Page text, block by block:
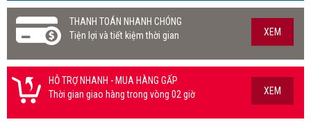
THANH TOÁN NHANH CHÓNG
Tiện lợi và tiết kiệm thời gian
XEM
HỖ TRỢ NHANH - MUA HÀNG GẤP
Thời gian giao hàng trong vòng 02 giờ
XEM